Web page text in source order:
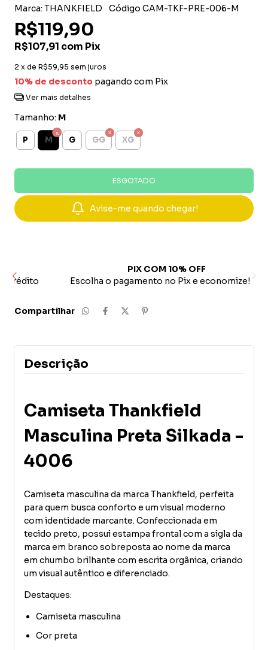
Marca: THANKFIELD Código CAM-TKF-PRE-006-M
R$119,90
R$107,91 com Pix
2 x de R$59,95 sem juros
10% de desconto pagando com Pix
Ver mais detalhes
Tamanho: M
P M G GG XG
Avise-me quando chegar!
PIX COM 10% OFF
Escolha o pagamento no Pix e economize!
Compartilhar
Descrição
Camiseta Thankfield
Masculina Preta Silkada -
4006
Camiseta masculina da marca Thankfield, perfeita
para quem busca conforto e um visual moderno
com identidade marcante. Confeccionada em
tecido preto, possui estampa frontal com a sigla da
marca em branco sobreposta ao nome da marca
em chumbo brilhante com escrita orgânica, criando
um visual autêntico e diferenciado.
Destaques:
Camiseta masculina
Cor preta